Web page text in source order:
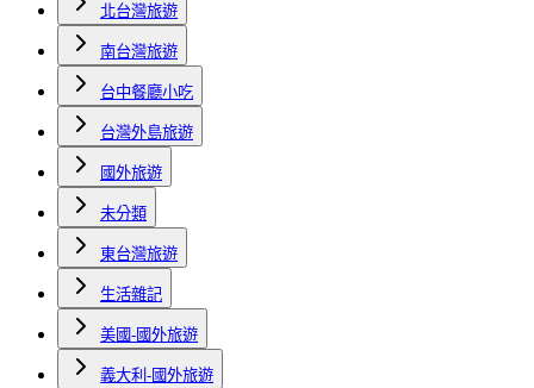
北台灣旅遊
南台灣旅遊
台中餐廳小吃
台灣外島旅遊
國外旅遊
未分類
東台灣旅遊
生活雜記
美國-國外旅遊
義大利-國外旅遊